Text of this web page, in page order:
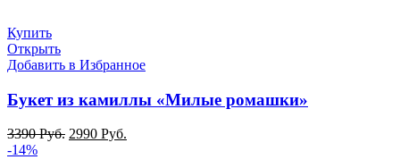
Купить
Открыть
Добавить в Избранное
Букет из камиллы «Милые ромашки»
3390Руб. 2990 Руб.
-14%